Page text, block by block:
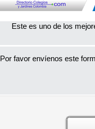
Este es uno de los
Por favor envíenos este